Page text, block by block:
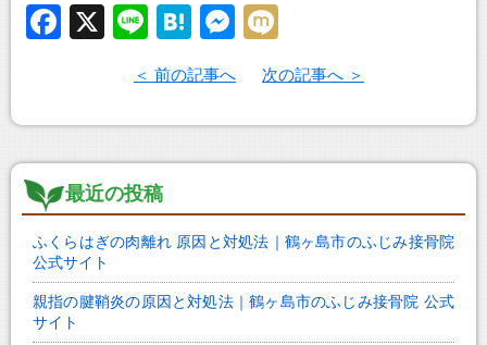
F
e
b
o
o
k
X
Li
e
H
at
e
n
a
M
ss
e
n
er
ixi
前の記事へ 次の記事へ
最近の投稿
ふくらはぎの肉離れ 原因と対処法｜鶴ヶ島市のふじみ接骨院
公式サイト
親指の腱鞘炎の原因と対処法｜鶴ヶ島市のふじみ接骨院 公式
サイト